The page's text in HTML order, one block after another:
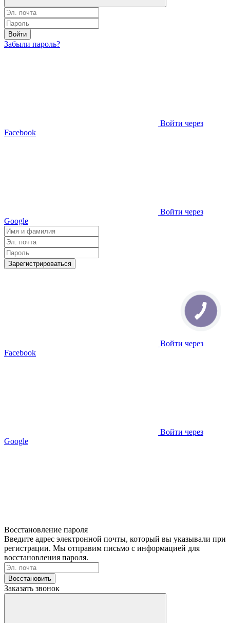
Войти
Забыли пароль?
Войти через
Facebook
Войти через
Google
Зарегистрироваться
Войти через
Facebook
Войти через
Google
Восстановление пароля
Введите адрес электронной почты, который вы указывали при
регистрации. Мы отправим письмо с информацией для
восстановления пароля.
Восстановить
Заказать звонок